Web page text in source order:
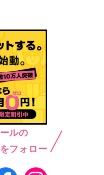
ルの
フォロー